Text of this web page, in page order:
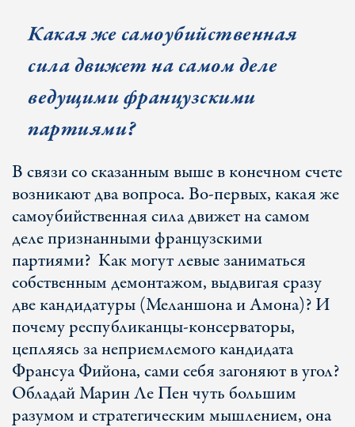
Какая же самоубийственная
сила движет на самом деле
ведущими французскими
партиями?
В связи со сказанным выше в конечном счете
возникают два вопроса. Во-первых, какая же
самоубийственная сила движет на самом
деле признанными французскими
партиями? Как могут левые заниматься
собственным демонтажом, выдвигая сразу
две кандидатуры (Меланшона и Амона)? И
почему республиканцы-консерваторы,
цепляясь за неприемлемого кандидата
Франсуа Фийона, сами себя загоняют в угол?
Обладай Марин Ле Пен чуть большим
разумом и стратегическим мышлением, она